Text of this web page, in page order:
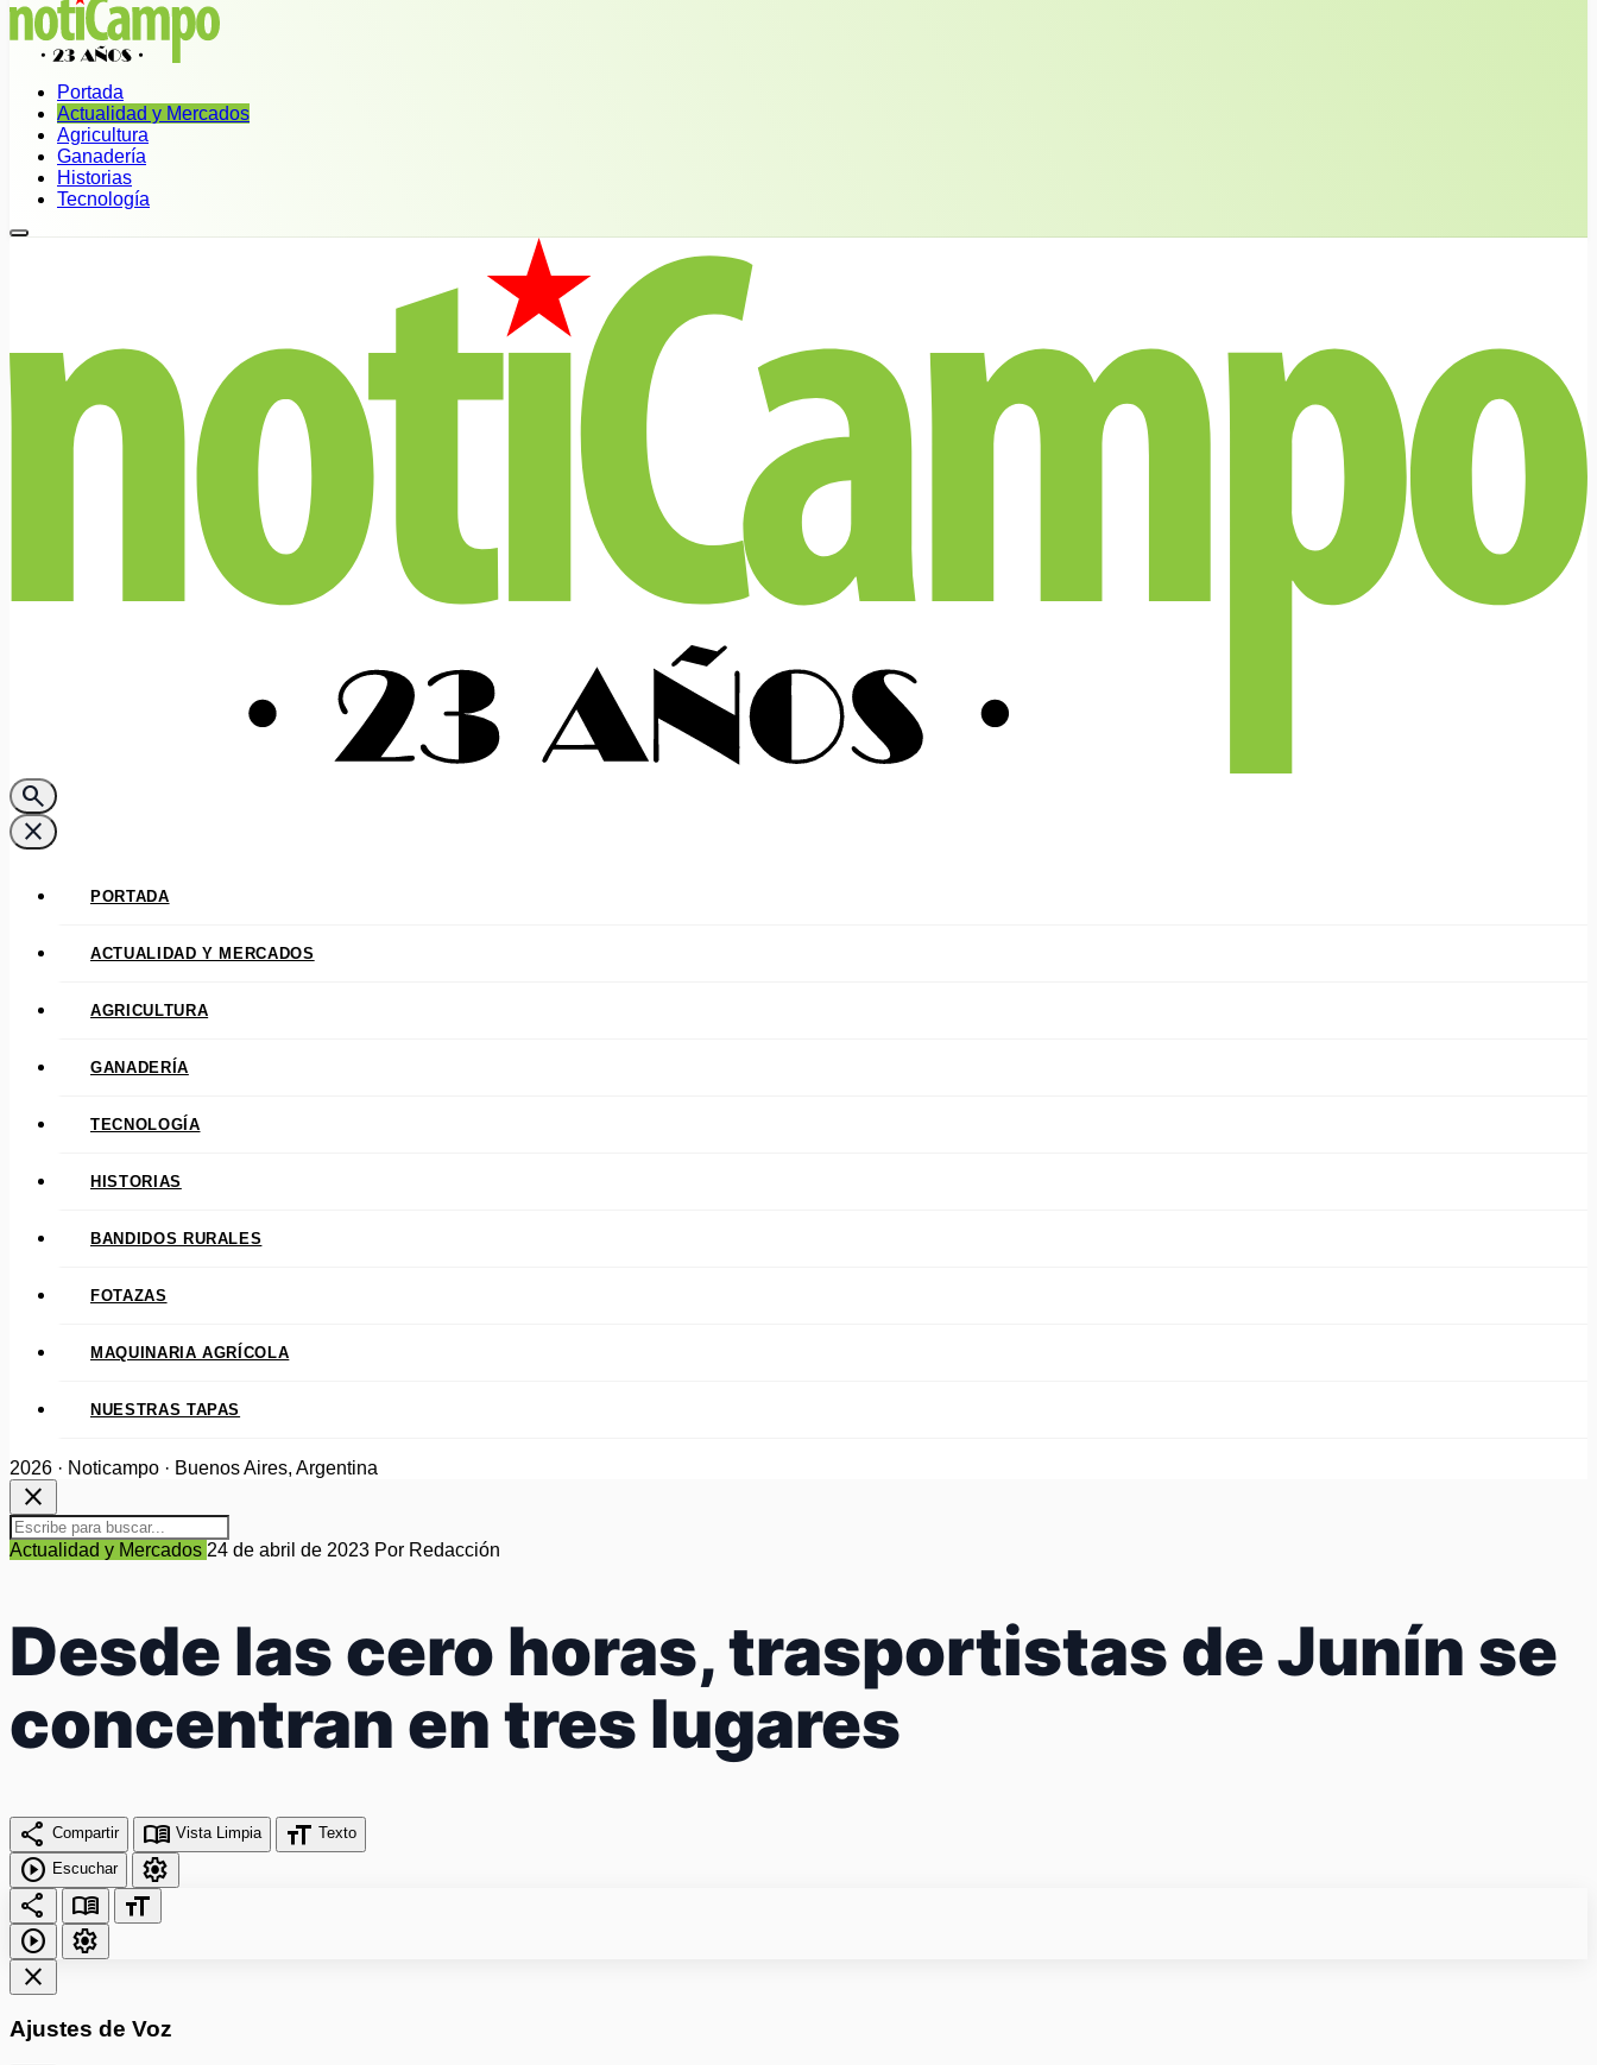
Portada
Actualidad y Mercados
Agricultura
Ganadería
Historias
Tecnología
search
close
PORTADA
ACTUALIDAD Y MERCADOS
AGRICULTURA
GANADERÍA
TECNOLOGÍA
HISTORIAS
BANDIDOS RURALES
FOTAZAS
MAQUINARIA AGRÍCOLA
NUESTRAS TAPAS
2026 · Noticampo · Buenos Aires, Argentina
close
Actualidad y Mercados 24 de abril de 2023 Por Redacción
Desde las cero horas, trasportistas de Junín se
concentran en tres lugares
share Compartir menu_book Vista Limpia format_size Texto
play_circle Escuchar
settings
share
menu_book
format_size
play_circle
settings
close
Ajustes de Voz